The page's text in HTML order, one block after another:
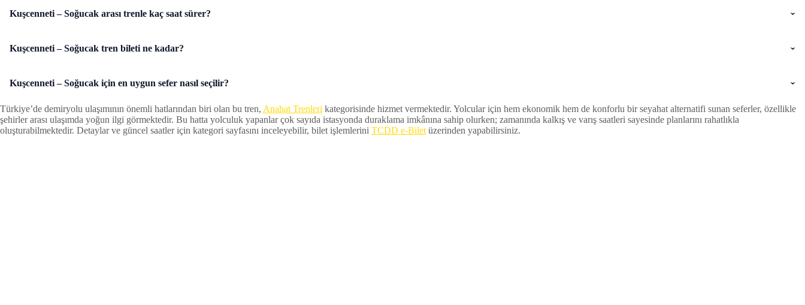
Kuşcenneti – Soğucak arası trenle kaç saat sürer?
Kuşcenneti – Soğucak tren bileti ne kadar?
Kuşcenneti – Soğucak için en uygun sefer nasıl seçilir?
Türkiye’de demiryolu ulaşımının önemli hatlarından biri olan bu tren, Anahat Trenleri kategorisinde hizmet vermektedir. Yolcular için hem ekonomik hem de konforlu bir seyahat alternatifi sunan seferler, özellikle
şehirler arası ulaşımda yoğun ilgi görmektedir. Bu hatta yolculuk yapanlar çok sayıda istasyonda duraklama imkânına sahip olurken; zamanında kalkış ve varış saatleri sayesinde planlarını rahatlıkla
oluşturabilmektedir. Detaylar ve güncel saatler için kategori sayfasını inceleyebilir, bilet işlemlerini TCDD e-Bilet üzerinden yapabilirsiniz.